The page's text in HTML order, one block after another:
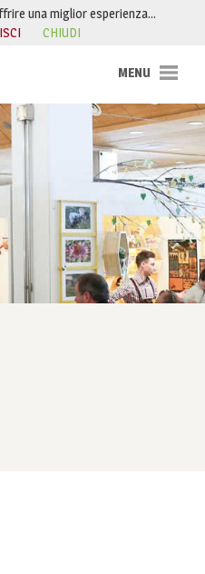
una miglior esperienza…
CHIUDI